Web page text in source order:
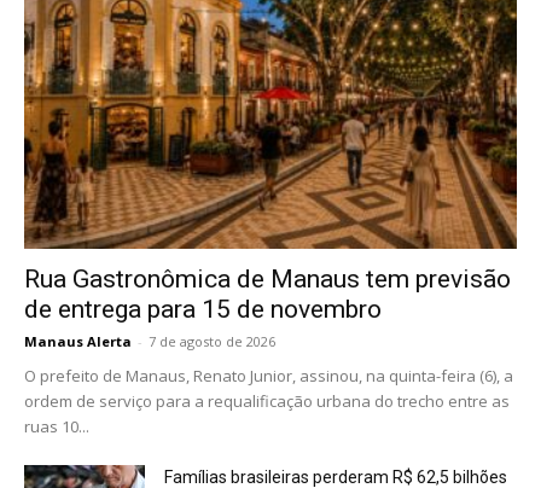
Rua Gastronômica de Manaus tem previsão
de entrega para 15 de novembro
Manaus Alerta - 7 de agosto de 2026
O prefeito de Manaus, Renato Junior, assinou, na quinta-feira (6), a
ordem de serviço para a requalificação urbana do trecho entre as
ruas 10...
Famílias brasileiras perderam R$ 62,5 bilhões